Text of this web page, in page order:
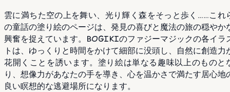
雲に満ちた空の上を舞い、光り輝く森をそっと歩く……これ
の童話の塗り絵のページは、発見の喜びと魔法の旅の穏やか
興奮を捉えています。BOGIKIのファジーマジックの各イラ
トは、ゆっくりと時間をかけて細部に没頭し、自然に創造力
花開くことを誘います。塗り絵は単なる趣味以上のものと
り、想像力があなたの手を導き、心を温かさで満たす居心地
良い瞑想的な逃避場所になります。